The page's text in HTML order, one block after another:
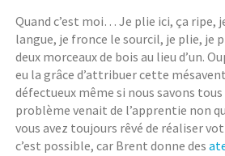
Quand c’est moi… Je plie ici, ça ripe,
langue, je fronce le sourcil, je plie, je
deux morceaux de bois au lieu d’un.
eu la grâce d’attribuer cette
défectueux même si nous savons
problème venait de l’apprentie non
vous avez toujours rêvé de réaliser
c’est possible, car Brent donne des